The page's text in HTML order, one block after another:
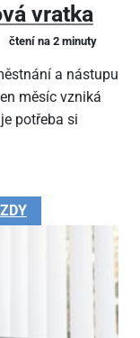
vratka
čtení na 2 minuty
a nástupu
měsíc vzniká
potřeba si